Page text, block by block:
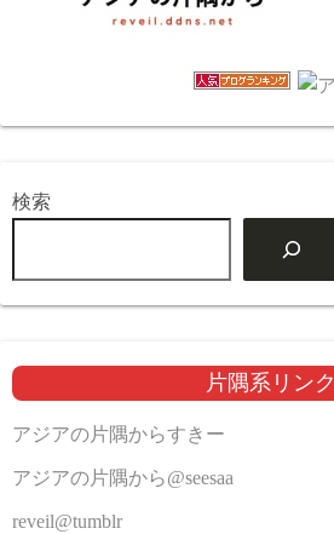
検索
片隅系リンク
アジアの片隅からすきー
アジアの片隅から@seesaa
reveil@tumblr